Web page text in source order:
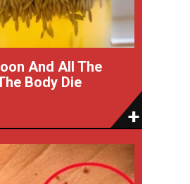
And All The
Body Die